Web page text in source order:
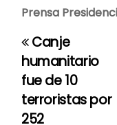
Prensa
N
a
v
Canje
humanitario
fue de 10
terroristas por
252